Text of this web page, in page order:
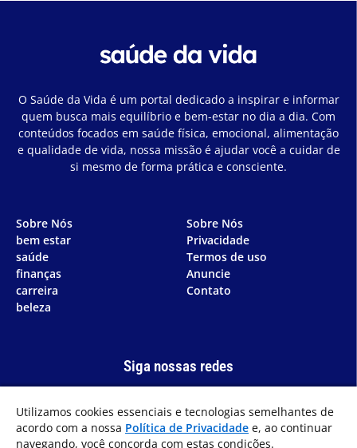
O Saúde da Vida é um portal dedicado a inspirar e informar
quem busca mais equilíbrio e bem-estar no dia a dia. Com
conteúdos focados em saúde física, emocional, alimentação
e qualidade de vida, nossa missão é ajudar você a cuidar de
si mesmo de forma prática e consciente.
Sobre Nós
bem estar
saúde
finanças
carreira
beleza
Sobre Nós
Privacidade
Termos de uso
Anuncie
Contato
Siga nossas redes
Utilizamos cookies essenciais e tecnologias semelhantes de
acordo com a nossa Política de Privacidade e, ao continuar
navegando, você concorda com estas condições.